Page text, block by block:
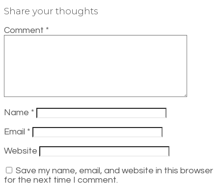
Share your thoughts
Comment *
Name *
Email *
Website
Save my name, email, and website in this browser
for the next time I comment.